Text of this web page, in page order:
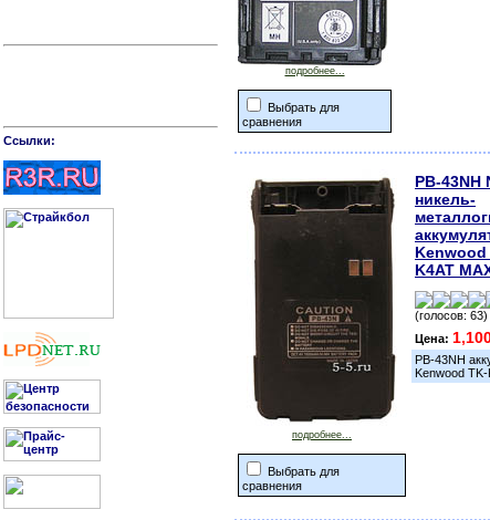
Cсылки:
подробнее...
Выбрать для
сравнения
подробнее...
Выбрать для
сравнения
PB-43NH
никель-
Kenwood
K4AT
(голосов: 63)
Цена:
PB-43NH
Kenwood